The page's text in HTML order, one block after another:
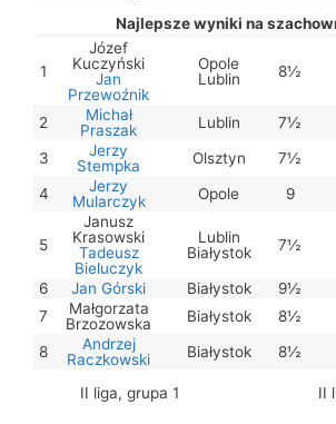
Najlepsze wyniki na
1
Józef
Kuczyński
Jan
Przewoźnik
Opole
Lublin
8½
2
Michał
Praszak
Lublin 7½
3
Jerzy
Stempka
Olsztyn 7½
4
Jerzy
Mularczyk
Opole 9
5
Janusz
Krasowski
Tadeusz
Bieluczyk
Lublin
Białystok
7½
6 Jan Górski Białystok 9½
7
Małgorzata
Brzozowska
Białystok 8½
8
Andrzej
Raczkowski
Białystok 8½
II liga, grupa 1 II